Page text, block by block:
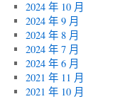
2024 年 10 月
2024 年 9 月
2024 年 8 月
2024 年 7 月
2024 年 6 月
2021 年 11 月
2021 年 10 月